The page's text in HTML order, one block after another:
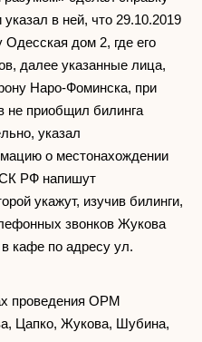
в ней, что 29.10.2019
дом 2, где его
далее указанные лица,
Наро-Фоминска, при
не приобщил билинга
указал
о местонахождении
РФ напишут
укажут, изучив билинги,
звонков Жукова
кафе по адресу ул.
проведения ОРМ
Цапко, Жукова, Шубина,